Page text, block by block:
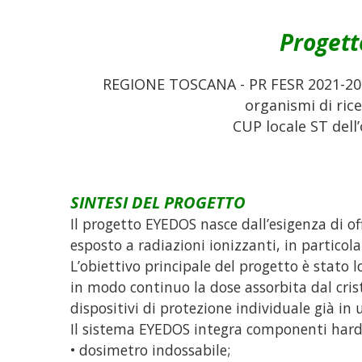
REGIONE TOSCANA - PR FESR
organismi di
CUP locale ST
SINTESI DEL PROGETTO
Il progetto EYEDOS nasce dall’esigenza
esposto a radiazioni ionizzanti, in
L’obiettivo principale del progetto è
in modo continuo la dose assorbita dal
dispositivi di protezione individuale già
Il sistema EYEDOS integra componenti
• dosimetro indossabile;